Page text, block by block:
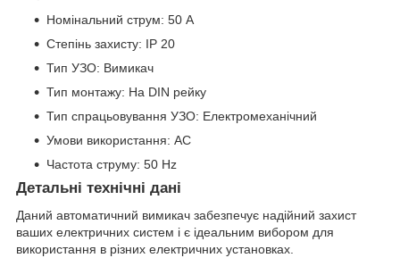
Номінальний струм: 50 A
Степінь захисту: IP 20
Тип УЗО: Вимикач
Тип монтажу: На DIN рейку
Тип спрацьовування УЗО: Електромеханічний
Умови використання: АС
Частота струму: 50 Hz
Детальні технічні дані
Даний автоматичний вимикач забезпечує надійний захист
ваших електричних систем і є ідеальним вибором для
використання в різних електричних установках.